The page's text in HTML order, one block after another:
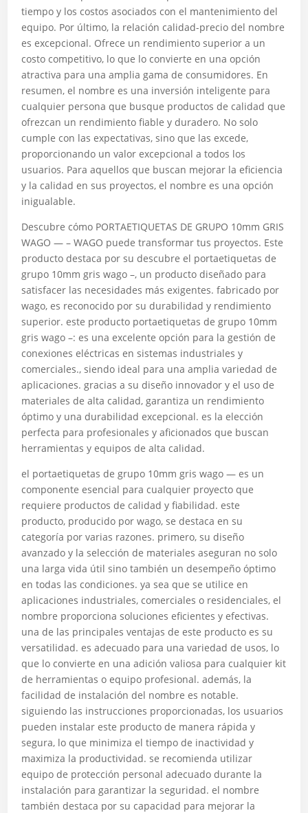
tiempo y los costos asociados con el mantenimiento del
equipo. Por último, la relación calidad-precio del nombre
es excepcional. Ofrece un rendimiento superior a un
costo competitivo, lo que lo convierte en una opción
atractiva para una amplia gama de consumidores. En
resumen, el nombre es una inversión inteligente para
cualquier persona que busque productos de calidad que
ofrezcan un rendimiento fiable y duradero. No solo
cumple con las expectativas, sino que las excede,
proporcionando un valor excepcional a todos los
usuarios. Para aquellos que buscan mejorar la eficiencia
y la calidad en sus proyectos, el nombre es una opción
inigualable.
Descubre cómo PORTAETIQUETAS DE GRUPO 10mm GRIS
WAGO — – WAGO puede transformar tus proyectos. Este
producto destaca por su descubre el portaetiquetas de
grupo 10mm gris wago –, un producto diseñado para
satisfacer las necesidades más exigentes. fabricado por
wago, es reconocido por su durabilidad y rendimiento
superior. este producto portaetiquetas de grupo 10mm
gris wago –: es una excelente opción para la gestión de
conexiones eléctricas en sistemas industriales y
comerciales., siendo ideal para una amplia variedad de
aplicaciones. gracias a su diseño innovador y el uso de
materiales de alta calidad, garantiza un rendimiento
óptimo y una durabilidad excepcional. es la elección
perfecta para profesionales y aficionados que buscan
herramientas y equipos de alta calidad.
el portaetiquetas de grupo 10mm gris wago — es un
componente esencial para cualquier proyecto que
requiere productos de calidad y fiabilidad. este
producto, producido por wago, se destaca en su
categoría por varias razones. primero, su diseño
avanzado y la selección de materiales aseguran no solo
una larga vida útil sino también un desempeño óptimo
en todas las condiciones. ya sea que se utilice en
aplicaciones industriales, comerciales o residenciales, el
nombre proporciona soluciones eficientes y efectivas.
una de las principales ventajas de este producto es su
versatilidad. es adecuado para una variedad de usos, lo
que lo convierte en una adición valiosa para cualquier kit
de herramientas o equipo profesional. además, la
facilidad de instalación del nombre es notable.
siguiendo las instrucciones proporcionadas, los usuarios
pueden instalar este producto de manera rápida y
segura, lo que minimiza el tiempo de inactividad y
maximiza la productividad. se recomienda utilizar
equipo de protección personal adecuado durante la
instalación para garantizar la seguridad. el nombre
también destaca por su capacidad para mejorar la